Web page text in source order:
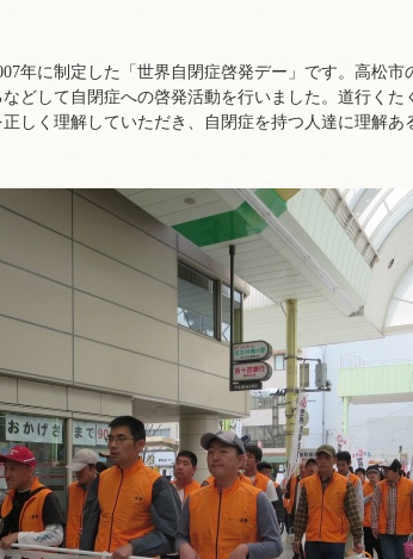
年に制定した「世界自閉症啓発デー」です。高松市
どして自閉症への啓発活動を行いました。道行くた
しく理解していただき、自閉症を持つ人達に理解あ